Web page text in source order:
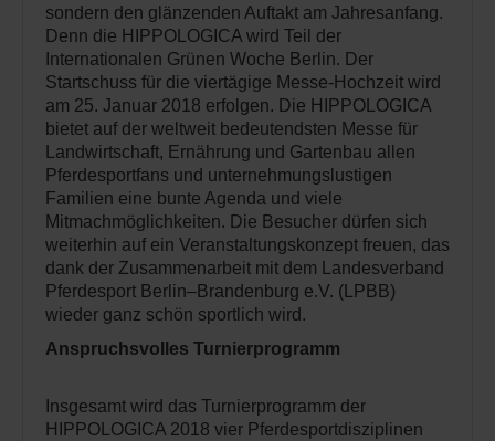
sondern den glänzenden Auftakt am Jahresanfang.
Denn die HIPPOLOGICA wird Teil der
Internationalen Grünen Woche Berlin. Der
Startschuss für die viertägige Messe-Hochzeit wird
am 25. Januar 2018 erfolgen. Die HIPPOLOGICA
bietet auf der weltweit bedeutendsten Messe für
Landwirtschaft, Ernährung und Gartenbau allen
Pferdesportfans und unternehmungslustigen
Familien eine bunte Agenda und viele
Mitmachmöglichkeiten. Die Besucher dürfen sich
weiterhin auf ein Veranstaltungskonzept freuen, das
dank der Zusammenarbeit mit dem Landesverband
Pferdesport Berlin–Brandenburg e.V. (LPBB)
wieder ganz schön sportlich wird.
Anspruchsvolles Turnierprogramm
Insgesamt wird das Turnierprogramm der
HIPPOLOGICA 2018 vier Pferdesportdisziplinen